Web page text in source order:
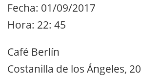
Fecha: 01/09/2017
Hora: 22: 45
Café Berlín
Costanilla de los Ángeles, 20